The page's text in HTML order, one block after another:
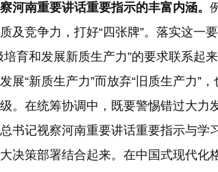
南重要讲话重要指示的丰富内涵。
及竞争力，打好“四张牌”。落实这一
育和发展新质生产力”的要求联系起
“新质生产力”而放弃“旧质生产力”
。在统筹协调中，既要警惕错过大
书记视察河南重要讲话重要指示与
决策部署结合起来。在中国式现代